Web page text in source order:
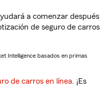
a comenzar después
de seguro de carros
Intelligence basados en primas
de carros en línea. ¡Es